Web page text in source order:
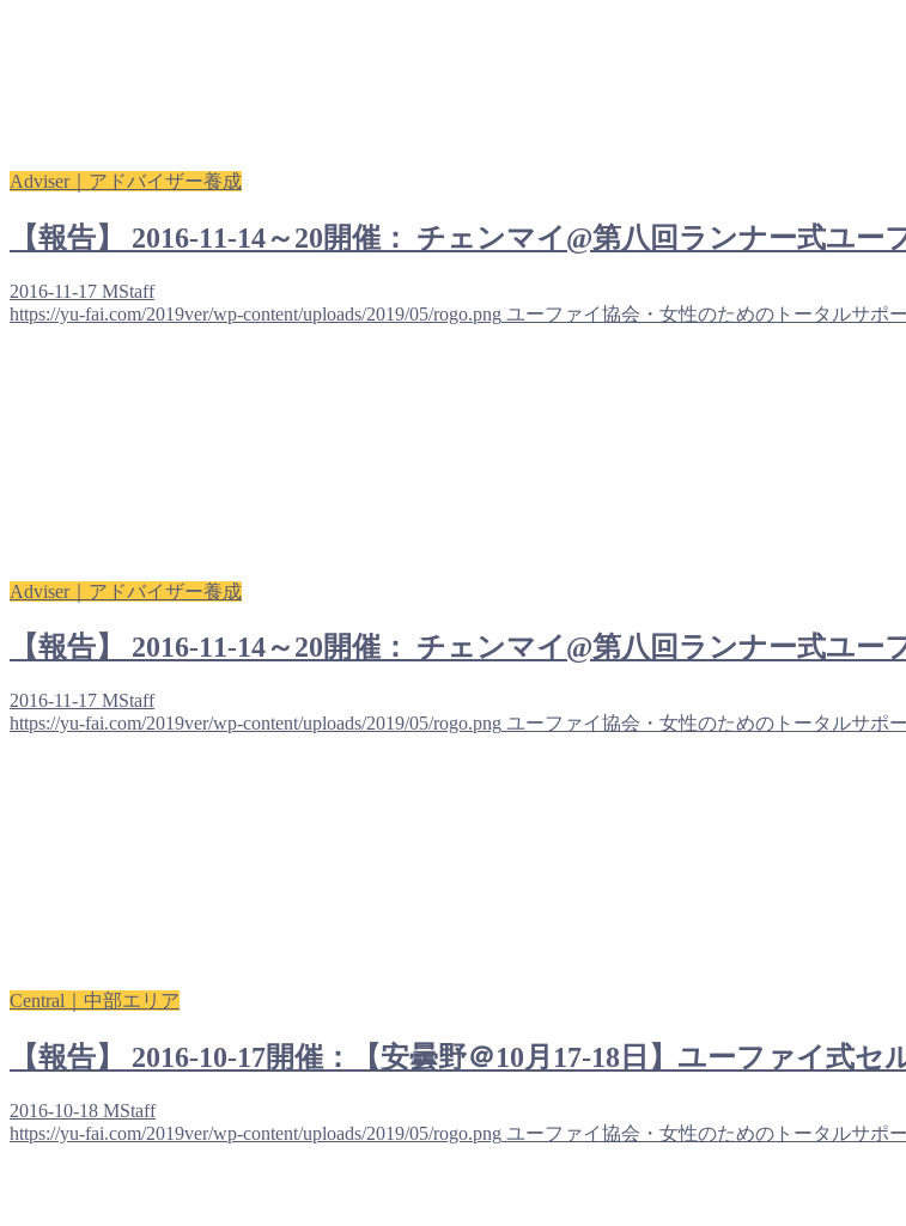
Adviser｜アドバイザー養成
【報告】 2016-11-14～20開催： チェンマイ@第八回ランナー式ユ
2016-11-17 MStaff
https://yu-fai.com/2019ver/wp-content/uploads/2019/05/rogo.png ユーファイ協会・女性のためのトータルサポ
Adviser｜アドバイザー養成
【報告】 2016-11-14～20開催： チェンマイ@第八回ランナー式ユ
2016-11-17 MStaff
https://yu-fai.com/2019ver/wp-content/uploads/2019/05/rogo.png ユーファイ協会・女性のためのトータルサポ
Central｜中部エリア
【報告】 2016-10-17開催：【安曇野＠10月17-18日】ユーファイ式
2016-10-18 MStaff
https://yu-fai.com/2019ver/wp-content/uploads/2019/05/rogo.png ユーファイ協会・女性のためのトータルサポ